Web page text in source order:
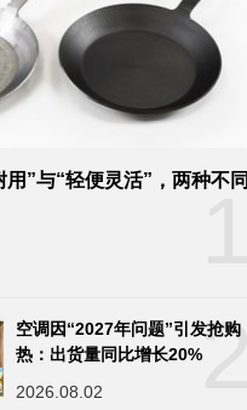
”与“轻便灵活”，两种不同
2
空调因“2027年问题”引发抢购
热：出货量同比增长20%
2026.08.02